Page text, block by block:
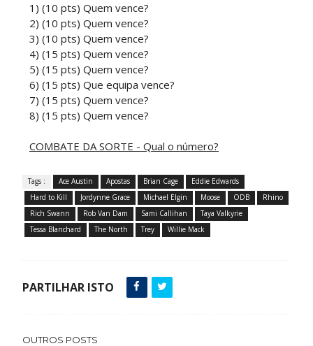
1) (10 pts) Quem vence?
2) (10 pts) Quem vence?
3) (10 pts) Quem vence?
4) (15 pts) Quem vence?
5) (15 pts) Quem vence?
6) (15 pts) Que equipa vence?
7) (15 pts) Quem vence?
8) (15 pts) Quem vence?
COMBATE DA SORTE - Qual o número?
Tags : Ace Austin Apostas Brian Cage
Eddie Edwards
Hard to Kill
Jordynne Grace Michael Elgin Moose ODB
Rhino
Rich Swann
Rob Van Dam Sami Callihan
Taya Valkyrie
Tessa Blanchard
The North Trey Willie Mack
PARTILHAR ISTO
OUTROS POSTS